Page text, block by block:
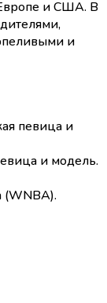
и США. В
и
певица и
и модель.
(WNBA).